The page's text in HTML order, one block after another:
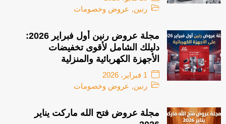
رنين, عروض وخصومات
مجلة عروض رنين أول فبراير 2026:
دليلك الشامل لأقوى تخفيضات
الأجهزة الكهربائية والمنزلية
1 فبراير، 2026
رنين, عروض وخصومات
مجلة عروض فتح الله ماركت يناير